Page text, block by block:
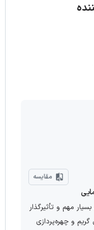
مقایسه
مهم و تأثیرگذار
و چهره‌­پردازی